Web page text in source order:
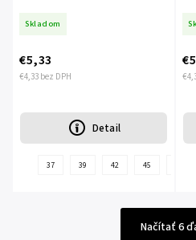
Skladom
€4,33 bez DPH
€5,33
Detail
37 39 42 45
Načítať 6